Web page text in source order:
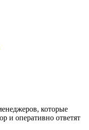
которые
и оперативно ответят